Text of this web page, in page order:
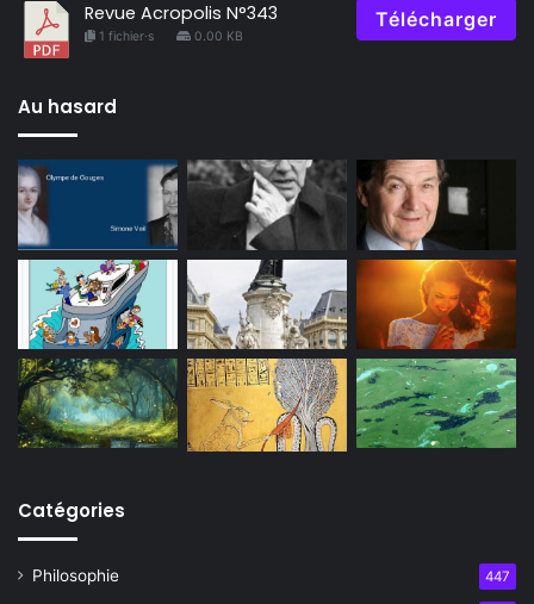
Revue Acropolis N°343
1 fichier·s 0.00 KB
Télécharger
Au hasard
Catégories
Philosophie 447